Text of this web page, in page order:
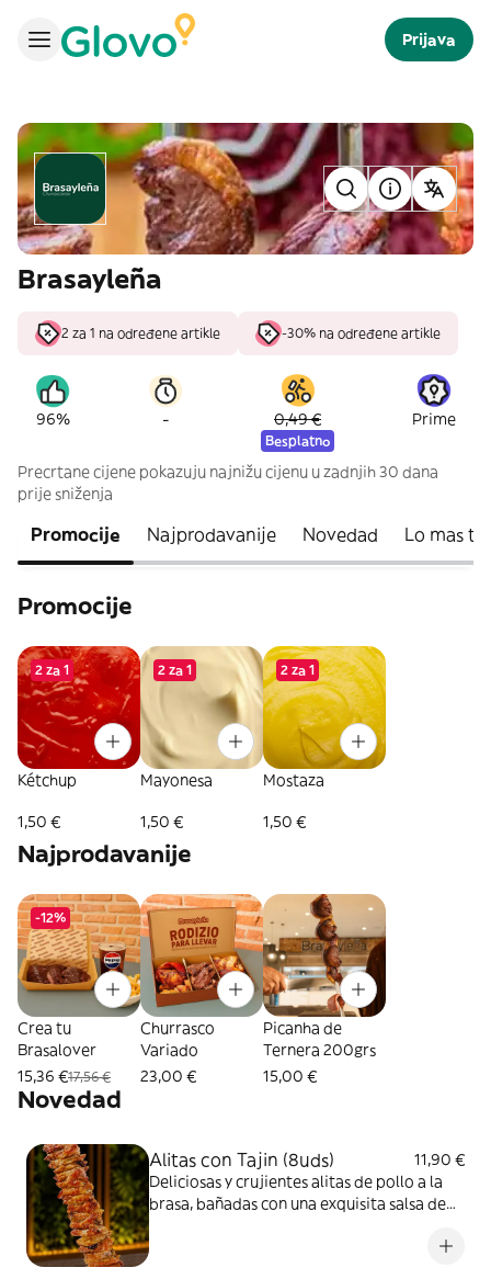
Prijava
Brasayleña
2 za 1 na određene artikle -30% na određene artikle
96% - 0,49 €
Besplatno
Prime
Precrtane cijene pokazuju najnižu cijenu u zadnjih 30 dana
prije sniženja
Promocije Najprodavanije Novedad Lo mas
Promocije
2 za 1
Kétchup
1,50 €
2 za 1
Mayonesa
1,50 €
2 za 1
Mostaza
1,50 €
Najprodavanije
-12%
Crea tu
Brasalover
15,36 €17,56 €
Churrasco
Variado
23,00 €
Picanha de
Ternera 200grs
15,00 €
Novedad
Alitas con Tajin (8uds)
11,90 €
Deliciosas y crujientes alitas de pollo a la
brasa, bañadas con una exquisita salsa de